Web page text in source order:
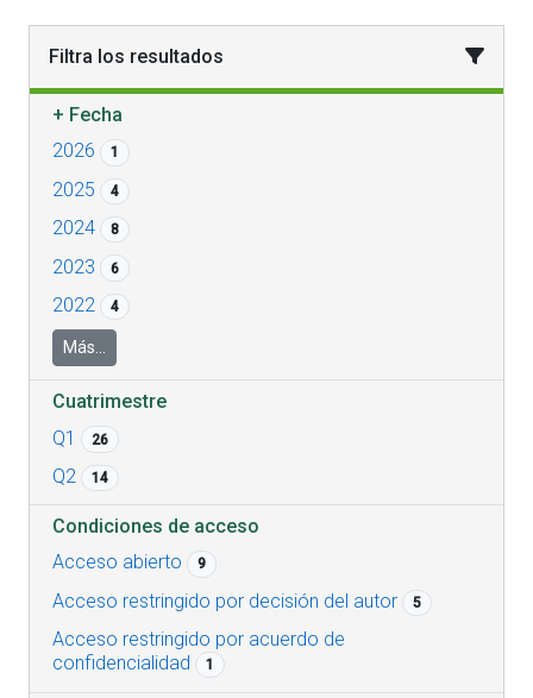
Filtra los resultados
+ Fecha
2026
1
2025 4
2024 8
2023 6
2022 4
Más...
Cuatrimestre
Q1
26
Q2 14
Condiciones de acceso
Acceso abierto
9
Acceso restringido por decisión del autor 5
Acceso restringido por acuerdo de
confidencialidad
1